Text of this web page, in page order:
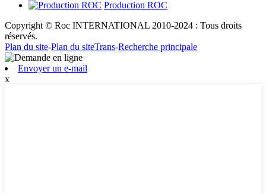
Production ROC
Copyright © Roc INTERNATIONAL 2010-2024 : Tous droits
réservés.
Plan du site-Plan du siteTrans-Recherche principale
Envoyer un e-mail
x